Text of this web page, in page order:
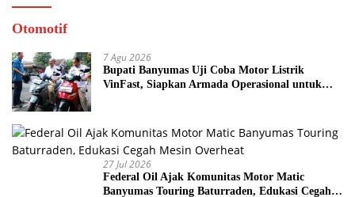
Otomotif
7 Agu 2026
Bupati Banyumas Uji Coba Motor Listrik
VinFast, Siapkan Armada Operasional untuk
27 Jul 2026
Federal Oil Ajak Komunitas Motor Matic
Banyumas Touring Baturraden, Edukasi Cegah